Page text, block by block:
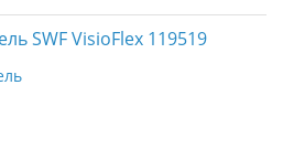
SWF VisioFlex 119519